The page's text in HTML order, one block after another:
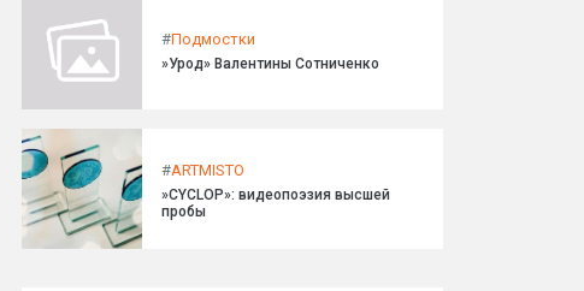
#Подмостки
»Урод» Валентины Сотниченко
#ARTMISTO
»CYCLOP»: видеопоэзия высшей
пробы